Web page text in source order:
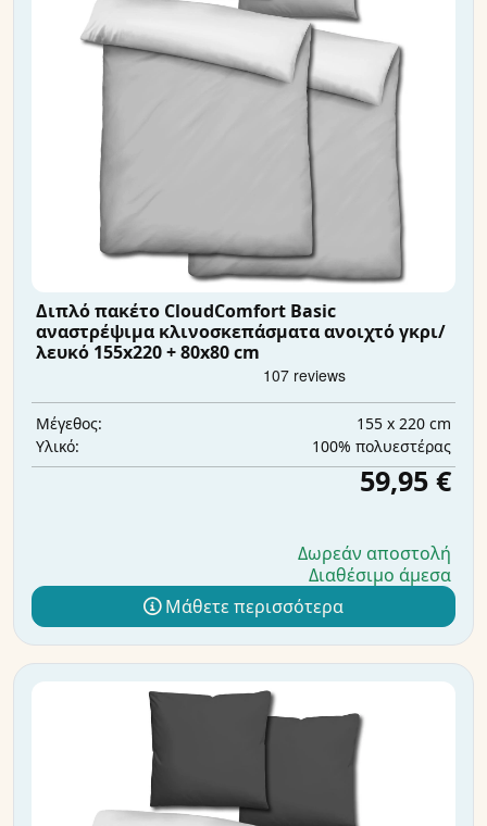
Διπλό πακέτο CloudComfort Basic
αναστρέψιμα κλινοσκεπάσματα ανοιχτό γκρι/
λευκό 155x220 + 80x80 cm
Μέγεθος:
155 x 220 cm
Υλικό:
100% πολυεστέρας
59,95 €
Δωρεάν αποστολή
Διαθέσιμο άμεσα
Μάθετε περισσότερα